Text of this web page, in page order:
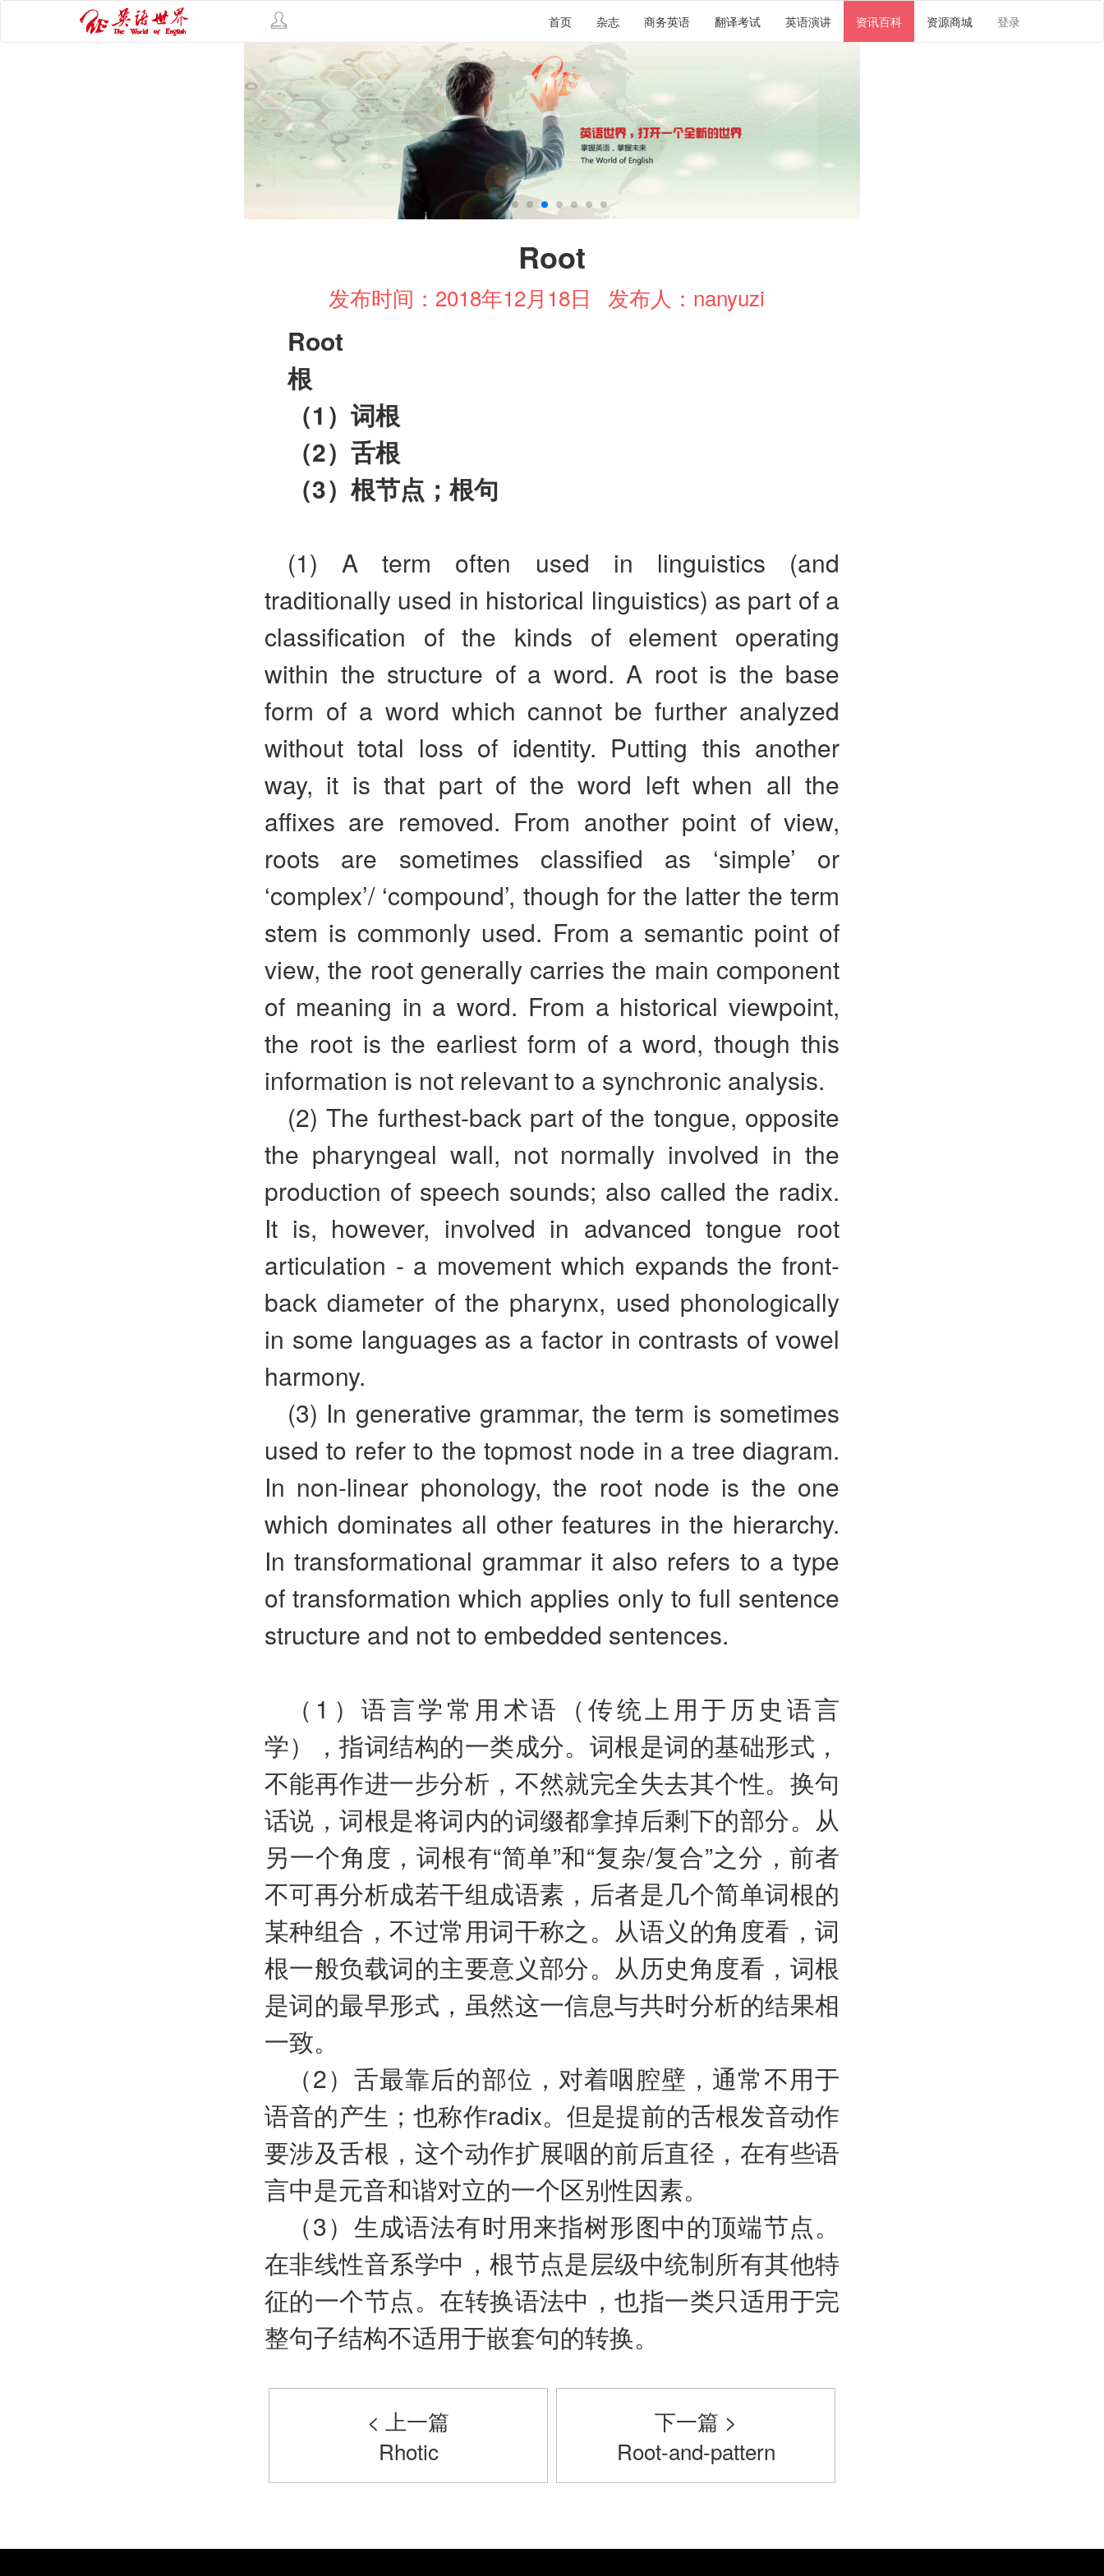
首页 杂志 商务英语 翻译考试 英语演讲 资讯百科 资源商城 登录
Root
发布时间：2018年12月18日 发布人：nanyuzi
Root
根
（1 ）词根
（2）舌根
（3）根节点；根句
(1) A term often used in linguistics (and
traditionally used in historical linguistics) as part of a
classification of the kinds of element operating
within the structure of a word. A root is the base
form of a word which cannot be further analyzed
without total loss of identity. Putting this another
way, it is that part of the word left when all the
affixes are removed. From another point of view,
roots are sometimes classified as ‘simple’ or
‘complex’/ ‘compound’, though for the latter the term
stem is commonly used. From a semantic point of
view, the root generally carries the main component
of meaning in a word. From a historical viewpoint,
the root is the earliest form of a word, though this
information is not relevant to a synchronic analysis.
(2) The furthest-back part of the tongue, opposite
the pharyngeal wall, not normally involved in the
production of speech sounds; also called the radix.
It is, however, involved in advanced tongue root
articulation - a movement which expands the front-
back diameter of the pharynx, used phonologically
in some languages as a factor in contrasts of vowel
harmony.
(3) In generative grammar, the term is sometimes
used to refer to the topmost node in a tree diagram.
In non-linear phonology, the root node is the one
which dominates all other features in the hierarchy.
In transformational grammar it also refers to a type
of transformation which applies only to full sentence
structure and not to embedded sentences.
（1）语言学常用术语（传统上用于历史语言
学），指词结构的一类成分。词根是词的基础形式，
不能再作进一步分析，不然就完全失去其个性。换句
话说，词根是将词内的词缀都拿掉后剩下的部分。从
另一个角度，词根有“简单”和“复杂/复合”之分，前者
不可再分析成若干组成语素，后者是几个简单词根的
某种组合，不过常用词干称之。从语义的角度看，词
根一般负载词的主要意义部分。从历史角度看，词根
是词的最早形式，虽然这一信息与共时分析的结果相
一致。
（2）舌最靠后的部位，对着咽腔壁，通常不用于
语音的产生；也称作radix。但是提前的舌根发音动作
要涉及舌根，这个动作扩展咽的前后直径，在有些语
言中是元音和谐对立的一个区别性因素。
（3）生成语法有时用来指树形图中的顶端节点。
在非线性音系学中，根节点是层级中统制所有其他特
征的一个节点。在转换语法中，也指一类只适用于完
整句子结构不适用于嵌套句的转换。
< 上一篇
Rhotic
下一篇 >
Root-and-pattern